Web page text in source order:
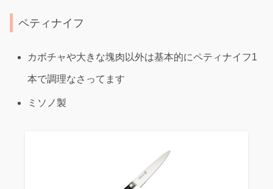
ペティナイフ
カボチャや大きな塊肉以外は基本的にペティナイフ1
本で調理なさってます
ミソノ製